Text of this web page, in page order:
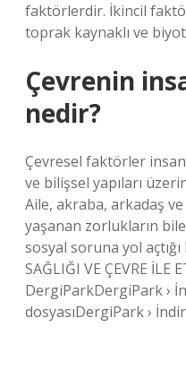
faktörlerdir. İkincil
toprak kaynaklı ve
Çevrenin
nedir?
Çevresel faktörler
ve bilişsel yapıları
Aile, akraba, arkadaş
yaşanan zorlukların
sosyal soruna yol
SAĞLIĞI VE ÇEVRE İLE
DergiParkDergiPark ›
dosyasıDergiPark ›